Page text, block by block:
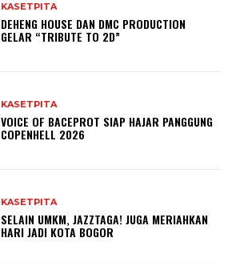
KASETPITA
DEHENG HOUSE DAN DMC PRODUCTION
GELAR “TRIBUTE TO 2D”
KASETPITA
VOICE OF BACEPROT SIAP HAJAR PANGGUNG
COPENHELL 2026
KASETPITA
SELAIN UMKM, JAZZTAGA! JUGA MERIAHKAN
HARI JADI KOTA BOGOR